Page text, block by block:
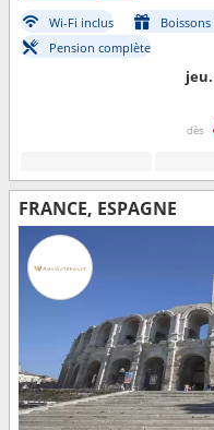
Wi-Fi inclus
Pension complète
jeu.
dès
FRANCE, ESPAGNE